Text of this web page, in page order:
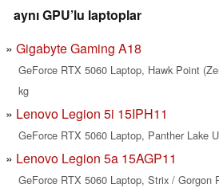
aynı GPU’lu laptoplar
Gigabyte Gaming A18
GeForce RTX 5060 Laptop, Hawk Point
kg
Lenovo Legion 5i 15IPH11
GeForce RTX 5060 Laptop, Panther Lake
Lenovo Legion 5a 15AGP11
GeForce RTX 5060 Laptop, Strix / Gorgon